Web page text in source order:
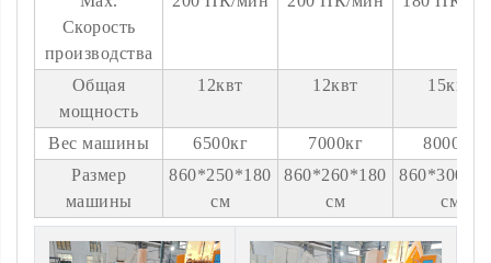
Скорость
производства
Общая
мощность
12квт 12квт 15квт
Вес машины 6500кг 7000кг
8000кг
Размер
машины
860*250*180
см
860*260*180
см
см